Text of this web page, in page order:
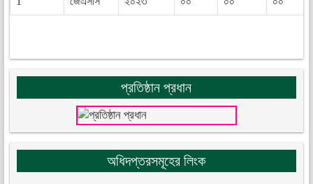
প্রতিষ্ঠান প্রধান
অধিদপ্তরসমূহের লিংক